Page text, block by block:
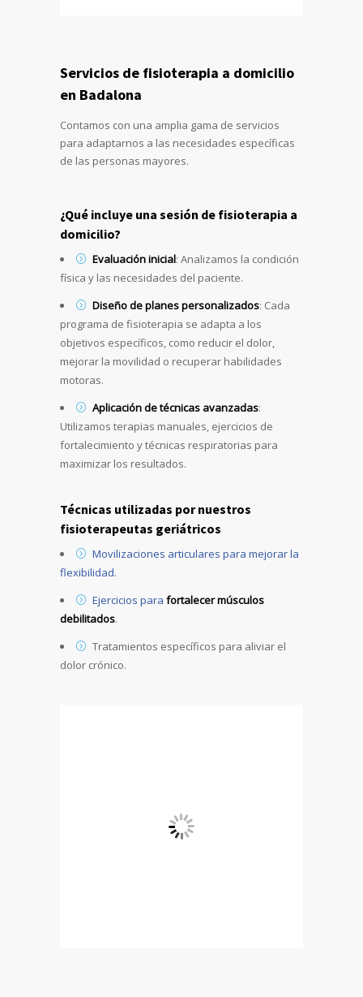
Servicios de fisioterapia a domicilio
en Badalona
Contamos con una amplia gama de servicios
para adaptarnos a las necesidades específicas
de las personas mayores.
¿Qué incluye una sesión de fisioterapia a
domicilio?
Evaluación inicial: Analizamos la condición
física y las necesidades del paciente.
Diseño de planes personalizados: Cada
programa de fisioterapia se adapta a los
objetivos específicos, como reducir el dolor,
mejorar la movilidad o recuperar habilidades
motoras.
Aplicación de técnicas avanzadas:
Utilizamos terapias manuales, ejercicios de
fortalecimiento y técnicas respiratorias para
maximizar los resultados.
Técnicas utilizadas por nuestros
fisioterapeutas geriátricos
Movilizaciones articulares para mejorar la
flexibilidad.
Ejercicios para fortalecer músculos
debilitados.
Tratamientos específicos para aliviar el
dolor crónico.